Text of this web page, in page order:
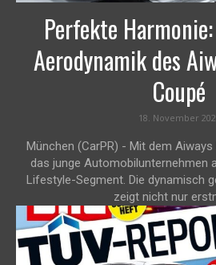
Perfekte
Aerodynamik des
Coupé
18. November
München (CarPR) - Mit dem Aiways U6 SUV-Coupé startet
das junge Automobilunternehmen
Lifestyle-Segment. Die dynamisch
zeigt nicht nur